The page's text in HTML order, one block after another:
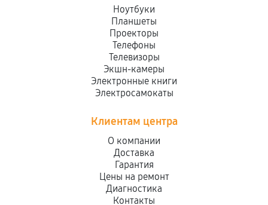
Ноутбуки
Планшеты
Проекторы
Телефоны
Телевизоры
Экшн-камеры
Электронные книги
Электросамокаты
Клиентам центра
О компании
Доставка
Гарантия
Цены на ремонт
Диагностика
Контакты